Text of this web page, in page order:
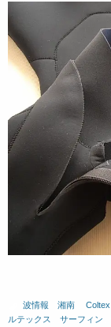
波情報 湘南 Coltex
ルテックス
サーフィン